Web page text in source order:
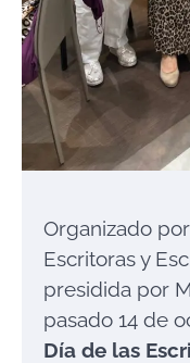
Organizado
Escritoras y
presidida por
pasado 14 de
Día de las